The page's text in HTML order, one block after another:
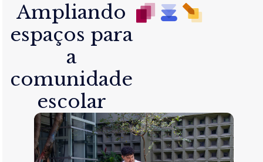
Ampliando
espaços para
a
comunidade
escolar